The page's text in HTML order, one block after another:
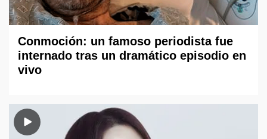
Conmoción: un famoso periodista fue
internado tras un dramático episodio en
vivo